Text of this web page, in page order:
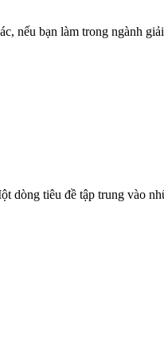
nếu bạn làm trong ngành
dòng tiêu đề tập trung vào